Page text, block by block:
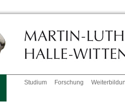
Studium Forschung